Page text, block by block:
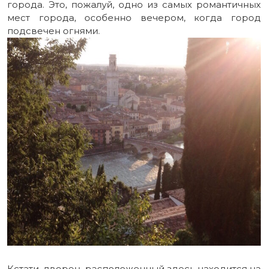
города. Это, пожалуй, одно из самых романтичных
мест города, особенно вечером, когда город
подсвечен огнями.